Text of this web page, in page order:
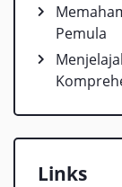
Pemula
Links